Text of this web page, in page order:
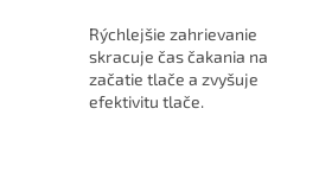
Rýchlejšie zahrievanie
skracuje čas čakania na
začatie tlače a zvyšuje
efektivitu tlače.